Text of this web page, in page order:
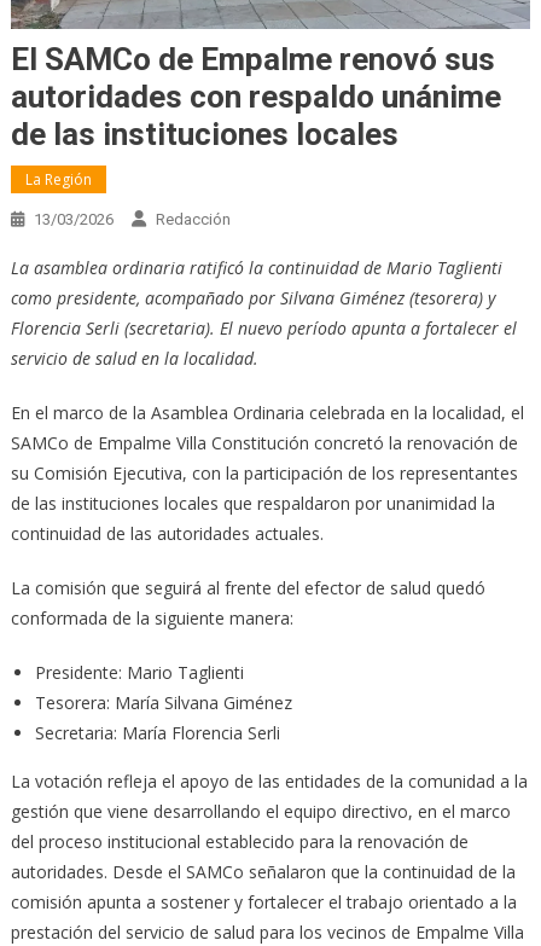
El SAMCo de Empalme renovó sus
autoridades con respaldo unánime
de las instituciones locales
La Región
13/03/2026 Redacción
La asamblea ordinaria ratificó la continuidad de Mario Taglienti
como presidente, acompañado por Silvana Giménez (tesorera) y
Florencia Serli (secretaria). El nuevo período apunta a fortalecer el
servicio de salud en la localidad.
En el marco de la Asamblea Ordinaria celebrada en la localidad, el
SAMCo de Empalme Villa Constitución concretó la renovación de
su Comisión Ejecutiva, con la participación de los representantes
de las instituciones locales que respaldaron por unanimidad la
continuidad de las autoridades actuales.
La comisión que seguirá al frente del efector de salud quedó
conformada de la siguiente manera:
Presidente: Mario Taglienti
Tesorera: María Silvana Giménez
Secretaria: María Florencia Serli
La votación refleja el apoyo de las entidades de la comunidad a la
gestión que viene desarrollando el equipo directivo, en el marco
del proceso institucional establecido para la renovación de
autoridades. Desde el SAMCo señalaron que la continuidad de la
comisión apunta a sostener y fortalecer el trabajo orientado a la
prestación del servicio de salud para los vecinos de Empalme Villa